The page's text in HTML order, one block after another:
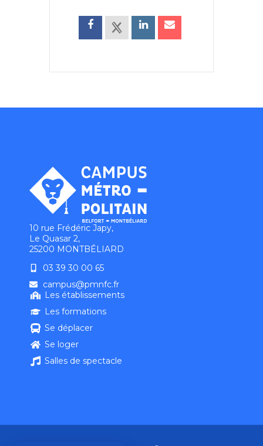
10 rue Frédéric Japy,
Le Quasar 2,
25200 MONTBÉLIARD
03 39 30 00 65
campus@pmnfc.fr
Les établissements
Les formations
Se déplacer
Se loger
Salles de spectacle